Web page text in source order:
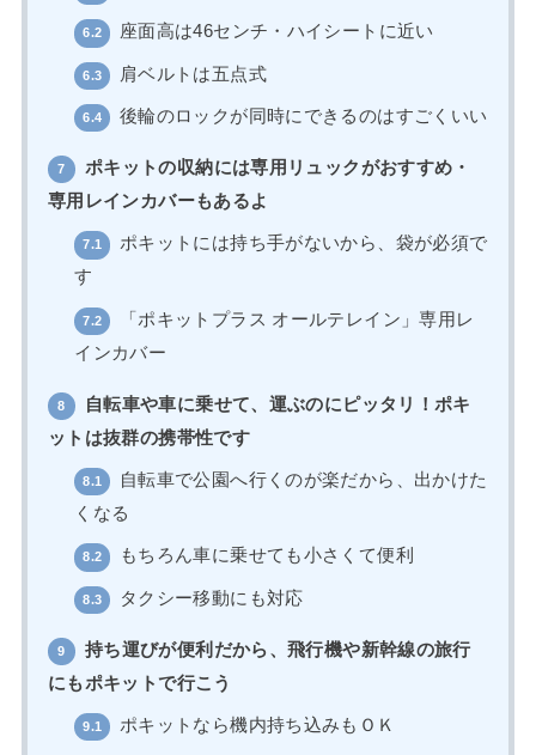
6.2 座面高は46センチ・ハイシートに近い
6.3 肩ベルトは五点式
6.4 後輪のロックが同時にできるのはすごくいい
7
ポキットの収納には専用リュックがおすすめ・
専用レインカバーもあるよ
7.1
ポキットには持ち手がないから、袋が必須で
す
7.2
「ポキットプラス オールテレイン」専用レ
インカバー
8
自転車や車に乗せて、運ぶのにピッタリ！ポキ
ットは抜群の携帯性です
8.1
自転車で公園へ行くのが楽だから、出かけた
くなる
8.2 もちろん車に乗せても小さくて便利
8.3 タクシー移動にも対応
9
持ち運びが便利だから、飛行機や新幹線の旅行
にもポキットで行こう
9.1 ポキットなら機内持ち込みもＯＫ